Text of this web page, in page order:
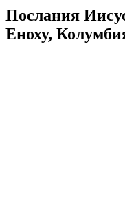
Послания
Еноху,